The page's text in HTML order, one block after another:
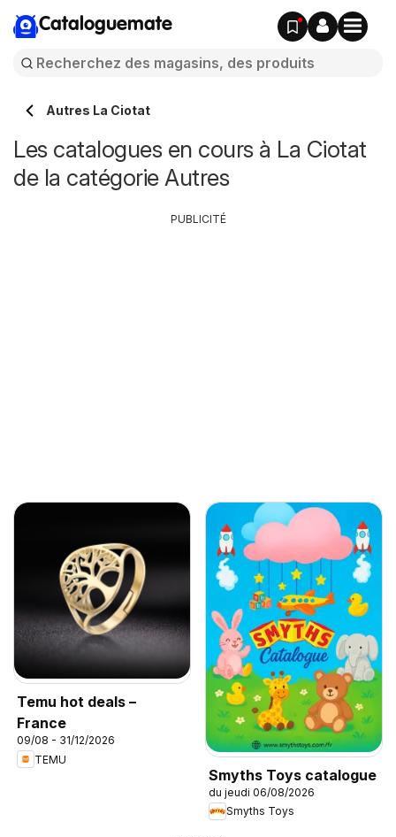
Cataloguemate
Autres La Ciotat
Les catalogues en cours à La Ciotat
de la catégorie Autres
Temu hot deals –
France
09/08 - 31/12/2026
TEMU
Smyths Toys catalogue
du jeudi 06/08/2026
Smyths Toys
PUBLICITÉ